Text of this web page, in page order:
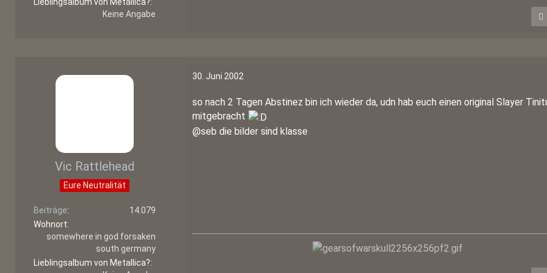
Lieblingsalbum von Metallica?
Keine Angabe
Vic Rattlehead
Eure Neutralität
Beiträge
14.079
Wohnort
somewhere in god forsaken
south germany
Lieblingsalbum von Metallica?
30. Juni 2002
so nach 2 Tagen Abstinez bin ich wieder da, udn hab euch einen original Slayer
mitgebracht
@seb die bilder sind klasse